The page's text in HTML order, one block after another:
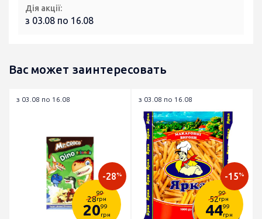
Дія акції:
з 03.08 по 16.08
Вас может заинтересовать
з 03.08 по 16.08
28
99
грн
2099
грн
-28%
з 03.08 по 16.08
52
99
грн
4499
грн
-15%